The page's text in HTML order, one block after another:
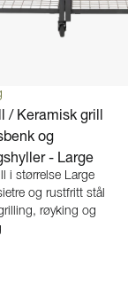
/ Keramisk grill
og
- Large
i størrelse Large
og rustfritt stål
røyking og